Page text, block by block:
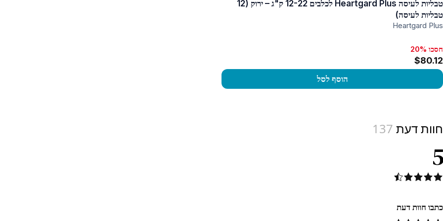
טבליות לעיסה Heartgard Plus לכלבים 12-22 ק"ג – ירוק (12
טבליות לעיסה)
Heartgard Plus
חסכו 20%
$80.12
הוסף לסל
חוות דעת 137
5
כתבו חוות דעת